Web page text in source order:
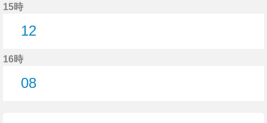
15時
12
16時
08